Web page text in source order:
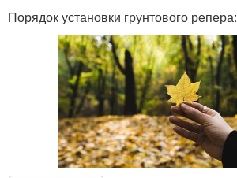
Порядок установки грунтового репера: